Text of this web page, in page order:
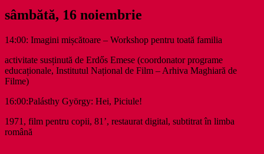
sâmbătă, 16 noiembrie
14:00: Imagini mișcătoare – Workshop pentru toată familia
activitate susținută de Erdős Emese (coordonator programe
educaționale, Institutul Național de Film – Arhiva Maghiară de
Filme)
16:00:Palásthy György: Hei, Piciule!
1971, film pentru copii, 81’, restaurat digital, subtitrat în limba
română